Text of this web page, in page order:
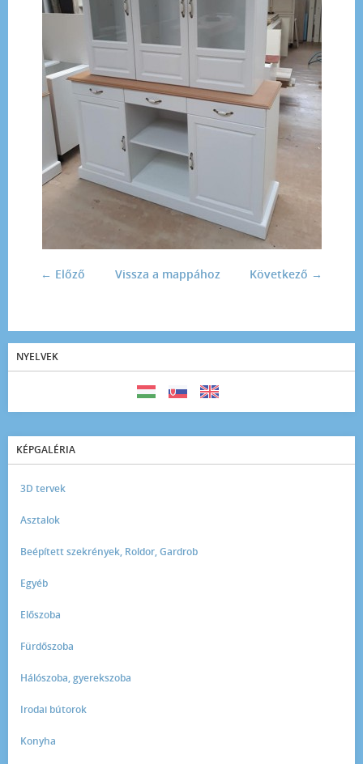
← Előző Következő →
Vissza a mappához
NYELVEK
KÉPGALÉRIA
3D tervek
Asztalok
Beépített szekrények, Roldor, Gardrob
Egyéb
Előszoba
Fürdőszoba
Hálószoba, gyerekszoba
Irodai bútorok
Konyha